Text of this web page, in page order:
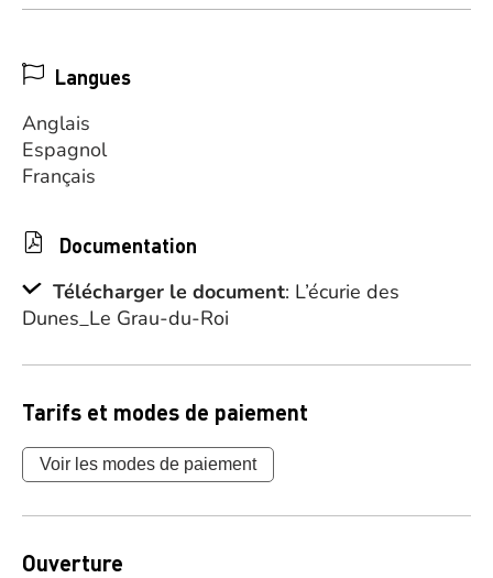
Langues
Anglais
Espagnol
Français
Documentation
Télécharger le document: L’écurie des
Dunes_Le Grau-du-Roi
Tarifs et modes de paiement
Voir les modes de paiement
Ouverture